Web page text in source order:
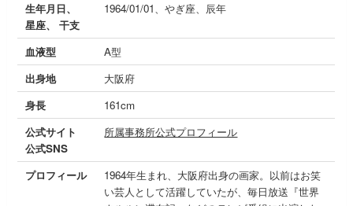
生年月日、
星座、 干支
1964/01/01、やぎ座、辰年
血液型
A型
出身地
大阪府
身長
161cm
公式サイト
公式SNS
所属事務所公式プロフィール
プロフィール
1964年生まれ、大阪府出身の画家。以前はお笑
い芸人として活躍していたが、毎日放送『世界